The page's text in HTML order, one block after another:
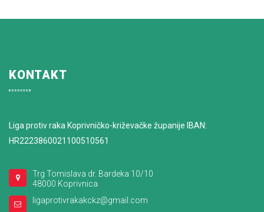
KONTAKT
Liga protiv raka Koprivničko-križevačke županije IBAN:
HR2223860021100510561
Trg Tomislava dr. Bardeka 10/10
48000 Koprivnica
ligaprotivrakakckz@gmail.com